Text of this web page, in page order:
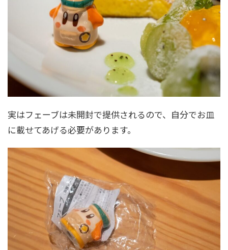
実はフェーブは未開封で提供されるので、自分でお皿
に載せてあげる必要があります。